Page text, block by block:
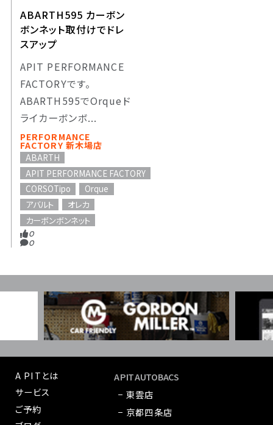
ABARTH595 カーボン
ボンネット取付けでドレ
スアップ
APIT PERFORMANCE
FACTORYです。
ABARTH595でOrqueド
ライカーボンボ...
PERFORMANCE
FACTORY 新木場店
ABARTH
APIT PERFORMANCE FACTORY
CORSOTipo
Orque
アバルト
オレカ
カーボンボンネット
0
0
A PITとは
サービス
ご予約
A PIT AUTOBACS
− 東雲店
− 京都四条店